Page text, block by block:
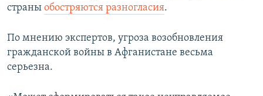
страны обостряются разногласия.
По мнению экспертов, угроза возобновления
гражданской войны в Афганистане весьма
серьезна.